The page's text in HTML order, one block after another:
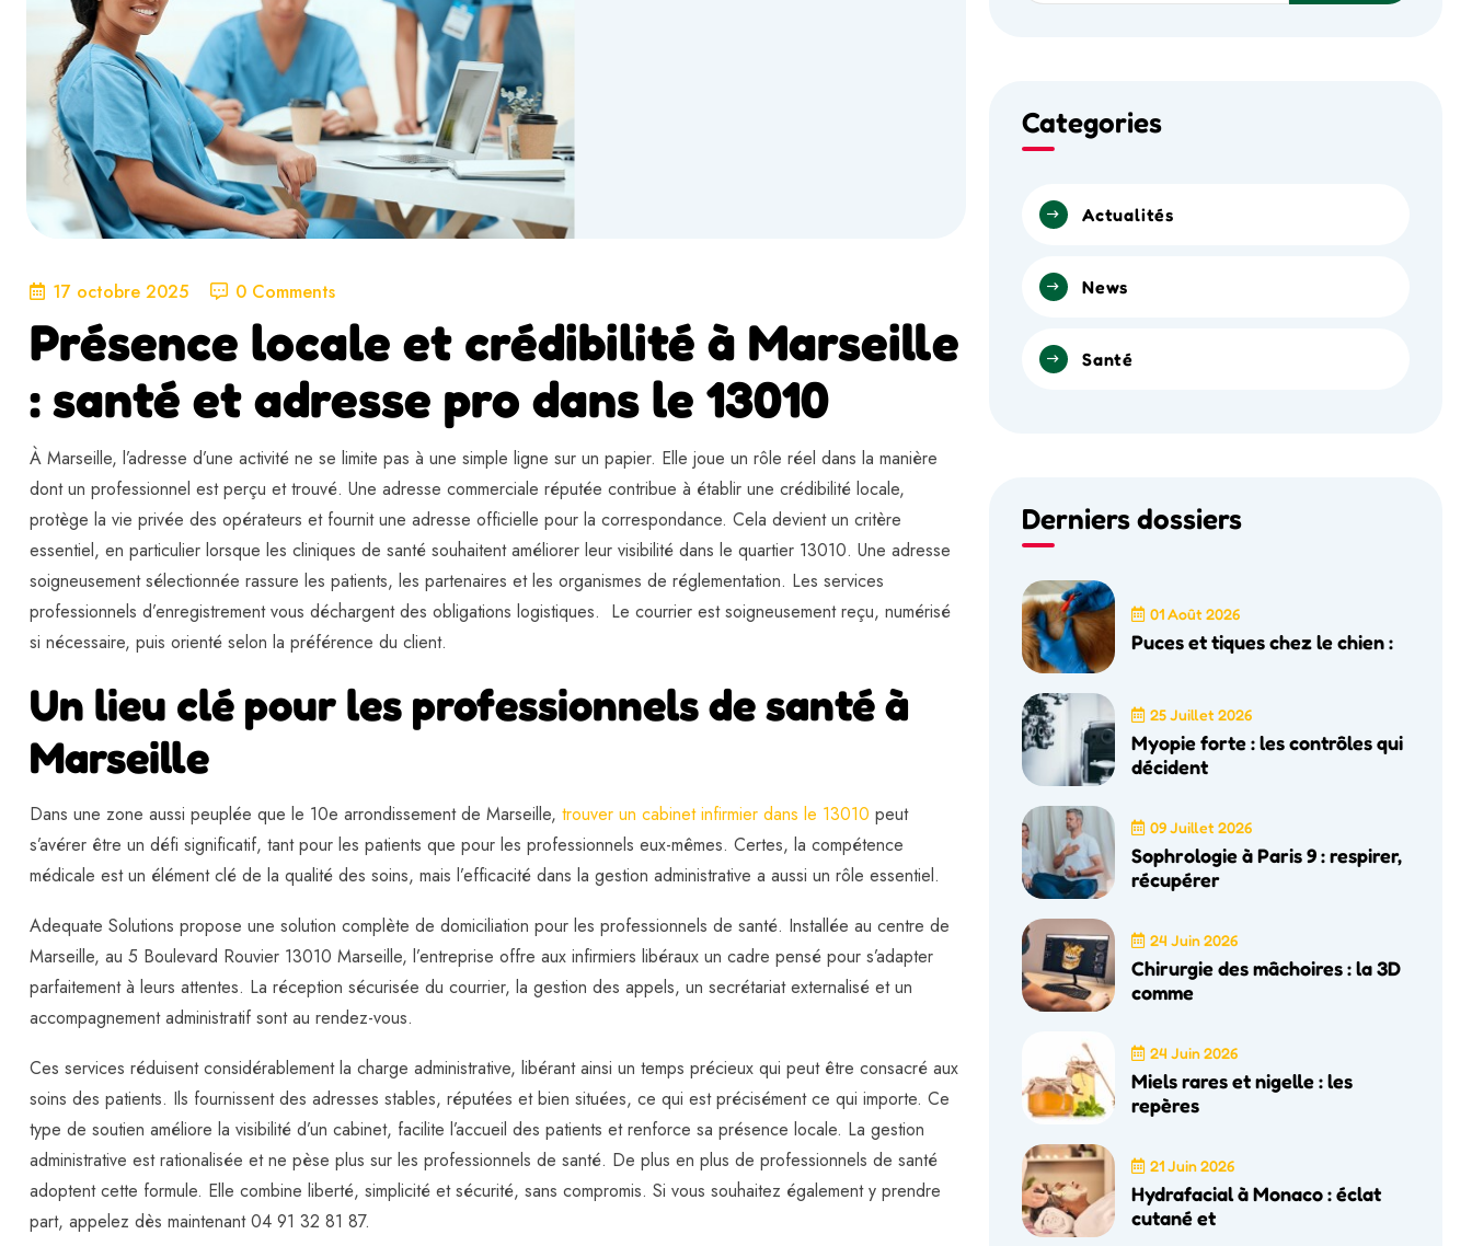
17 octobre 2025 0 Comments
Présence locale et crédibilité à Marseille
: santé et adresse pro dans le 13010
À Marseille, l’adresse d’une activité ne se limite pas à une simple ligne sur un papier. Elle joue un rôle réel dans la manière
dont un professionnel est perçu et trouvé. Une adresse commerciale réputée contribue à établir une crédibilité locale,
protège la vie privée des opérateurs et fournit une adresse officielle pour la correspondance. Cela devient un critère
essentiel, en particulier lorsque les cliniques de santé souhaitent améliorer leur visibilité dans le quartier 13010. Une adresse
soigneusement sélectionnée rassure les patients, les partenaires et les organismes de réglementation. Les services
professionnels d’enregistrement vous déchargent des obligations logistiques. Le courrier est soigneusement reçu, numérisé
si nécessaire, puis orienté selon la préférence du client.
Un lieu clé pour les professionnels de santé à
Marseille
Dans une zone aussi peuplée que le 10e arrondissement de Marseille, trouver un cabinet infirmier dans le 13010 peut
s’avérer être un défi significatif, tant pour les patients que pour les professionnels eux-mêmes. Certes, la compétence
médicale est un élément clé de la qualité des soins, mais l’efficacité dans la gestion administrative a aussi un rôle essentiel.
Adequate Solutions propose une solution complète de domiciliation pour les professionnels de santé. Installée au centre de
Marseille, au 5 Boulevard Rouvier 13010 Marseille, l’entreprise offre aux infirmiers libéraux un cadre pensé pour s’adapter
parfaitement à leurs attentes. La réception sécurisée du courrier, la gestion des appels, un secrétariat externalisé et un
accompagnement administratif sont au rendez-vous.
Ces services réduisent considérablement la charge administrative, libérant ainsi un temps précieux qui peut être consacré aux
soins des patients. Ils fournissent des adresses stables, réputées et bien situées, ce qui est précisément ce qui importe. Ce
type de soutien améliore la visibilité d’un cabinet, facilite l’accueil des patients et renforce sa présence locale. La gestion
administrative est rationalisée et ne pèse plus sur les professionnels de santé. De plus en plus de professionnels de santé
adoptent cette formule. Elle combine liberté, simplicité et sécurité, sans compromis. Si vous souhaitez également y prendre
part, appelez dès maintenant 04 91 32 81 87.
Categories
Actualités
News
Santé
Derniers dossiers
01 Août 2026
Puces et tiques chez le chien :
25 Juillet 2026
Myopie forte : les contrôles qui
décident
09 Juillet 2026
Sophrologie à Paris 9 : respirer,
récupérer
24 Juin 2026
Chirurgie des mâchoires : la 3D
comme
24 Juin 2026
Miels rares et nigelle : les
repères
21 Juin 2026
Hydrafacial à Monaco : éclat
cutané et